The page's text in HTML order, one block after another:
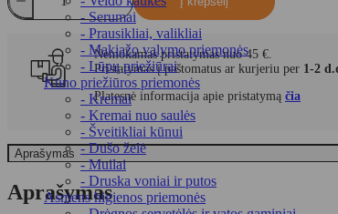
- Serumai
- Prausikliai, valikliai
- Makiažo valymo priemonės
- Lūpų priežiūrai
Kūno priežiūros priemonės
- Kremai
- Kremai nuo saulės
- Šveitikliai kūnui
- Dušo želė
- Muilai
- Druska voniai ir putos
Asmens higienos priemonės
kiekis:
Energinis
gėrimas
HELL
Apple
Strong,
250
ml
Nemokamas pristatymas nuo 45 €.
Pristatymas į paštomatus ar kurjeriu per 1-2
Platesnė informacija apie pristatymą čia
Aprašymas
Aprašymas